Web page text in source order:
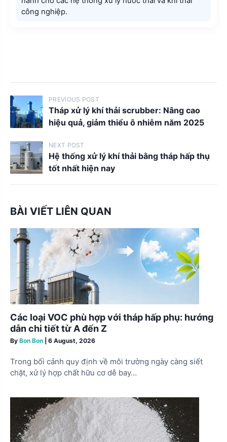
công nghiệp.
P
o
s
t
s
n
v
g
o
n
PREVIOUS POST
Tháp xử lý khí thải scrubber: Nâng cao
hiệu quả, giảm thiểu ô nhiễm năm 2025
NEXT POST
Hệ thống xử lý khí thải bằng tháp hấp thụ
tốt nhất hiện nay
BÀI VIẾT LIÊN QUAN
Các loại VOC phù hợp với tháp hấp phụ: hướng
dẫn chi tiết từ A đến Z
By Bon Bon 6 August, 2026
Trong bối cảnh quy định về môi trường ngày càng siết
chặt, xử lý hợp chất hữu cơ dễ bay…